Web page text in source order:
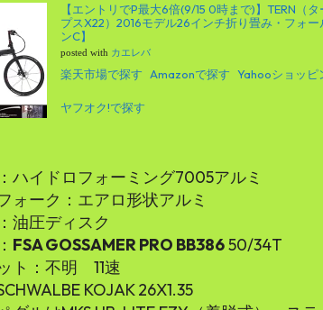
【エントリでP最大6倍(9/15 0時まで)】TERN（
プスX22）2016モデル26インチ折り畳み・フォ
ンC】
posted with カエレバ
楽天市場で探す Amazonで探す Yahooショッピ
ヤフオク!で探す
ハイドロフォーミング7005アルミ
ォーク：エアロ形状アルミ
油圧ディスク
FSA GOSSAMER PRO BB38650/34T
ト：不明 11速
KOJAK 26X1.35